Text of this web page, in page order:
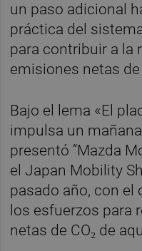
un paso adicional
práctica del
para contribuir a la
emisiones netas de
Bajo el lema «El
impulsa un
presentó “Mazda
el Japan Mobility
pasado año, con el
los esfuerzos para
netas de CO₂ de